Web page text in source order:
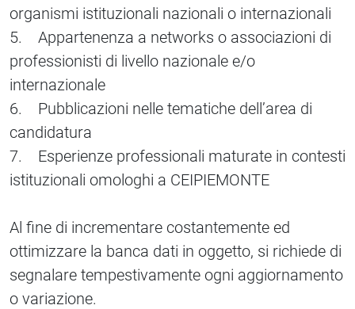
organismi istituzionali nazionali o internazionali
5. Appartenenza a networks o associazioni di
professionisti di livello nazionale e/o
internazionale
6. Pubblicazioni nelle tematiche dell’area di
candidatura
7. Esperienze professionali maturate in contesti
istituzionali omologhi a CEIPIEMONTE
Al fine di incrementare costantemente ed
ottimizzare la banca dati in oggetto, si richiede di
segnalare tempestivamente ogni aggiornamento
o variazione.